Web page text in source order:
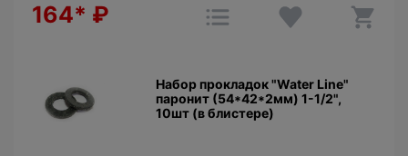
164* ₽
Набор прокладок "Water Line"
паронит (54*42*2мм) 1-1/2",
10шт (в блистере)